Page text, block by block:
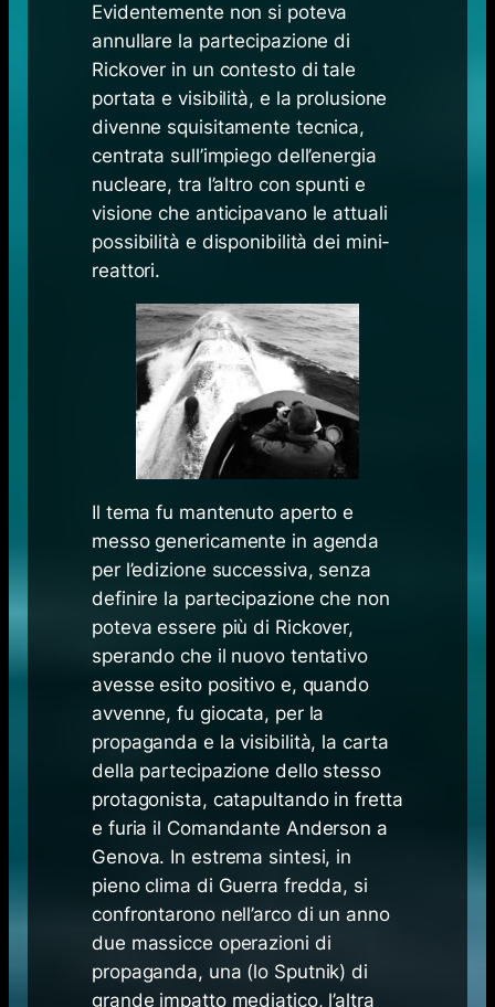
Evidentemente non si poteva
annullare la partecipazione di
Rickover in un contesto di tale
portata e visibilità, e la prolusione
divenne squisitamente tecnica,
centrata sull’impiego dell’energia
nucleare, tra l’altro con spunti e
visione che anticipavano le attuali
possibilità e disponibilità dei mini-
reattori.
Il tema fu mantenuto aperto e
messo genericamente in agenda
per l’edizione successiva, senza
definire la partecipazione che non
poteva essere più di Rickover,
sperando che il nuovo tentativo
avesse esito positivo e, quando
avvenne, fu giocata, per la
propaganda e la visibilità, la carta
della partecipazione dello stesso
protagonista, catapultando in fretta
e furia il Comandante Anderson a
Genova. In estrema sintesi, in
pieno clima di Guerra fredda, si
confrontarono nell’arco di un anno
due massicce operazioni di
propaganda, una (lo Sputnik) di
grande impatto mediatico, l’altra